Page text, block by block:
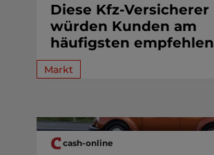
Diese Kfz-Versicherer
würden Kunden am
häufigsten empfehlen
Markt
cash-online